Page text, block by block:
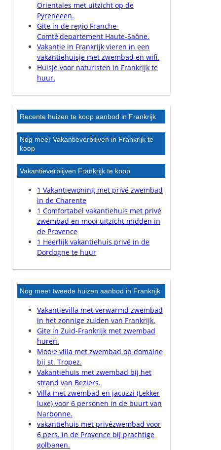
Orientales met uitzicht op de
Pyreneeen.
Gite in de regio Franche-
Comté,departement Haute-Saône.
Vakantie in Frankrijk vieren in een
vakantiehuisje met zwembad en wifi.
Huisje voor naturisten in Frankrijk te
huur.
Recente huizen te koop aanbod in Frankrijk
Nog meer Vakantieverblijven in Frankrijk te
koop
Vakantieverblijven Frankrijk te koop
1 Vakantiewoning met privé zwembad
in de Charente
1 Comfortabel vakantiehuis met privé
zwembad en mooi uitzicht midden in
de Provence
1 Heerlijk vakantiehuis privé in de
Dordogne te huur
Nog meer tweede huizen aanbod in Frankrijk
Vakantievilla met verwarmd zwembad
in het zonnige zuiden van Frankrijk.
Gite in Zuid-Frankrijk met zwembad
huren.
Mooie villa met zwembad op domaine
bij st. Tropez.
Vakantiehuis met zwembad bij het
strand van Beziers.
Villa met zwembad en jacuzzi (Lekker
luxe) voor 6 personen in de buurt van
Narbonne.
vakantiehuis met privézwembad voor
6 pers. in de Provence bij prachtige
golbanen.